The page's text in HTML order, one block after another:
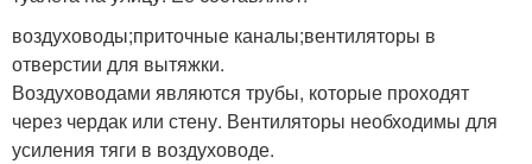
воздуховоды;приточные каналы;вентиляторы в
отверстии для вытяжки.
Воздуховодами являются трубы, которые проходят
через чердак или стену. Вентиляторы необходимы для
усиления тяги в воздуховоде.